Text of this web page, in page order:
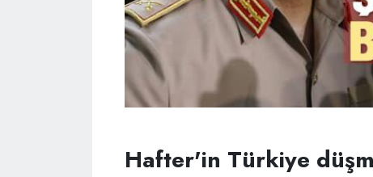
Hafter'in Türkiye